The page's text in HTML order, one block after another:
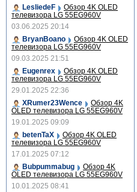
LesliedeF
Обзор 4K OLED
телевизора LG 55EG960V
03.06.2025 20:14
BryanBoano
Обзор 4K OLED
телевизора LG 55EG960V
09.03.2025 21:51
Eugenrex
Обзор 4K OLED
телевизора LG 55EG960V
29.01.2025 22:36
XRumer23Wence
Обзор 4K
OLED телевизора LG 55EG960V
19.01.2025 09:09
betenTaX
Обзор 4K OLED
телевизора LG 55EG960V
17.01.2025 07:12
Bubpummabug
Обзор 4K
OLED телевизора LG 55EG960V
10.01.2025 08:41